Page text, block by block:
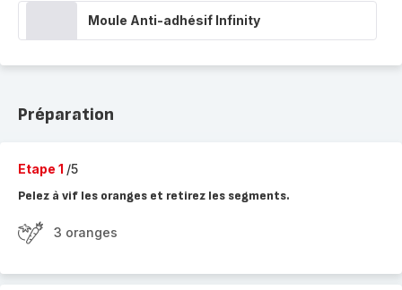
Moule Anti-adhésif Infinity
Préparation
Etape 1 /5
Pelez à vif les oranges et retirez les segments.
3 oranges